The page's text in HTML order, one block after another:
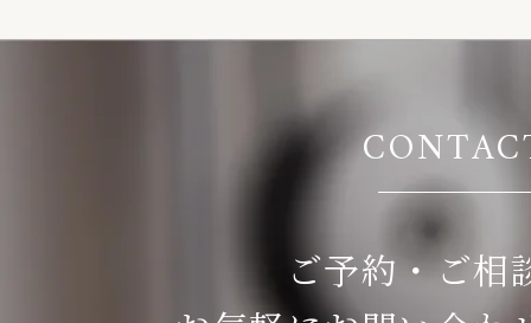
ご予約・ご相